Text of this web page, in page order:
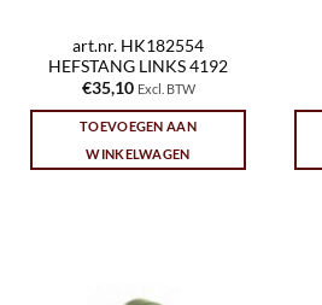
art.nr. HK182554
HEFSTANG LINKS 4192
€35,10 Excl. BTW
TOEVOEGEN AAN
WINKELWAGEN